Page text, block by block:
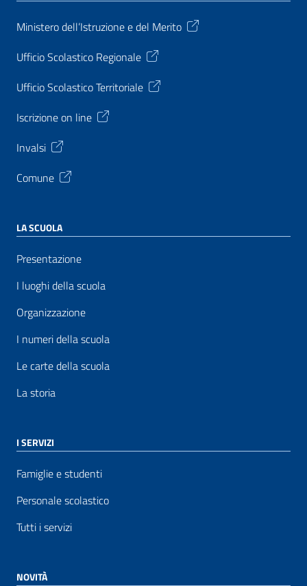
Ministero dell’Istruzione e del Merito
Ufficio Scolastico Regionale
Ufficio Scolastico Territoriale
Iscrizione on line
Invalsi
Comune
LA SCUOLA
Presentazione
I luoghi della scuola
Organizzazione
I numeri della scuola
Le carte della scuola
La storia
I SERVIZI
Famiglie e studenti
Personale scolastico
Tutti i servizi
NOVITÀ